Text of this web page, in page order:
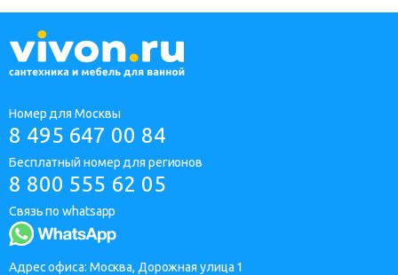
Номер для Москвы
8 495 647 00 84
Бесплатный номер для регионов
8 800 555 62 05
Связь по whatsapp
Адрес офиса: Москва, Дорожная улица 1